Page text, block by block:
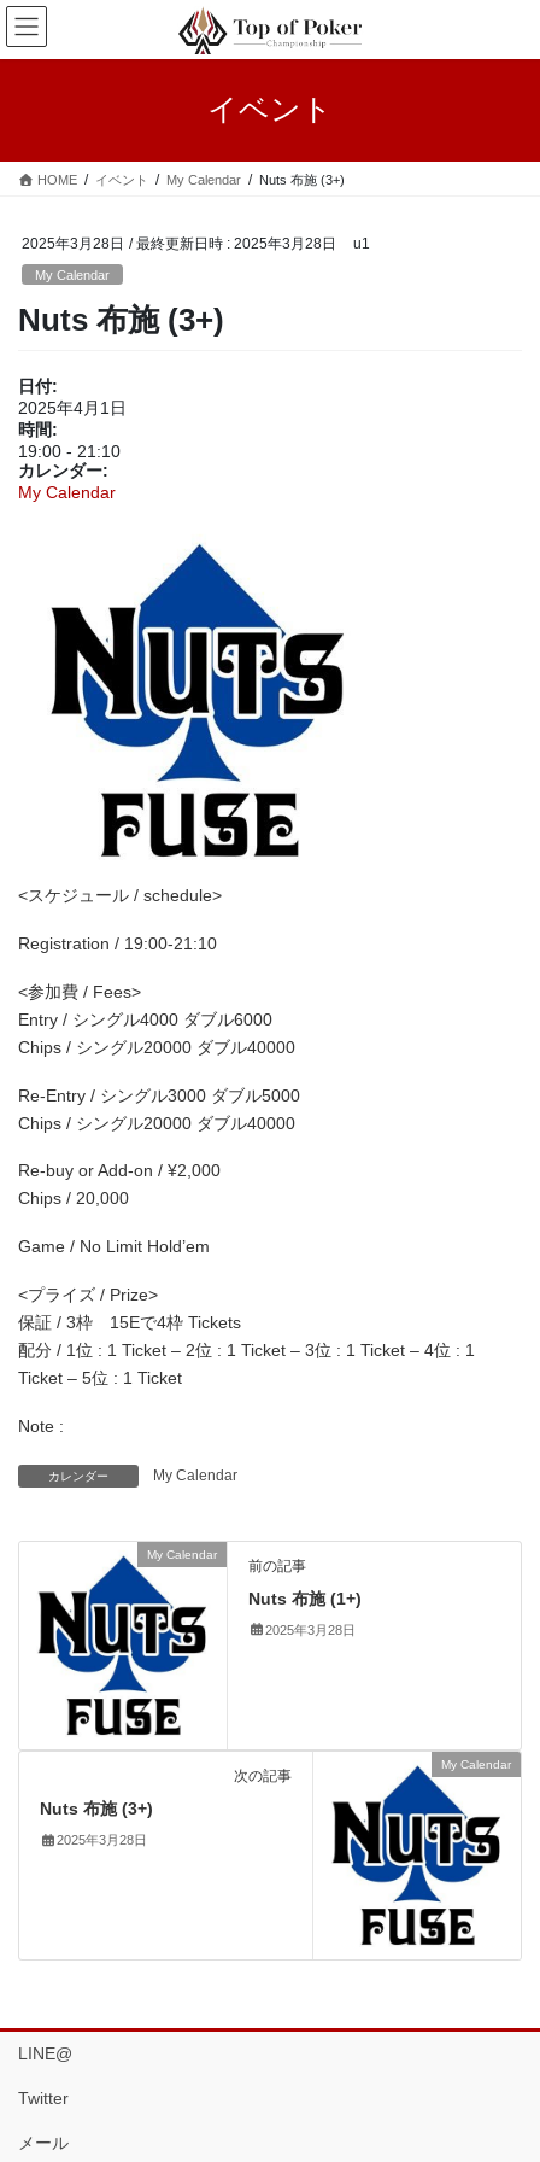
コ
ン
テ
ス
ナ
ビ
ゲ
ン
イベント
HOME イベント My Calendar Nuts 布施 (3+)
2025年3月28日 / 最終更新日時 : 2025年3月28日 u1
My Calendar
Nuts 布施 (3+)
日付:
2025年4月1日
時間:
19:00 - 21:10
カレンダー:
My Calendar
<スケジュール / schedule>
Registration / 19:00-21:10
<参加費 / Fees>
Entry / シングル4000 ダブル6000
Chips / シングル20000 ダブル40000
Re-Entry / シングル3000 ダブル5000
Chips / シングル20000 ダブル40000
Re-buy or Add-on / ¥2,000
Chips / 20,000
Game / No Limit Hold’em
<プライズ / Prize>
保証 / 3枠 15Eで4枠 Tickets
配分 / 1位 : 1 Ticket – 2位 : 1 Ticket – 3位 : 1 Ticket – 4位 : 1
Ticket – 5位 : 1 Ticket
Note :
カレンダー My Calendar
My Calendar
前の記事
Nuts 布施 (1+)
2025年3月28日
My Calendar
次の記事
Nuts 布施 (3+)
2025年3月28日
LINE@
Twitter
メール